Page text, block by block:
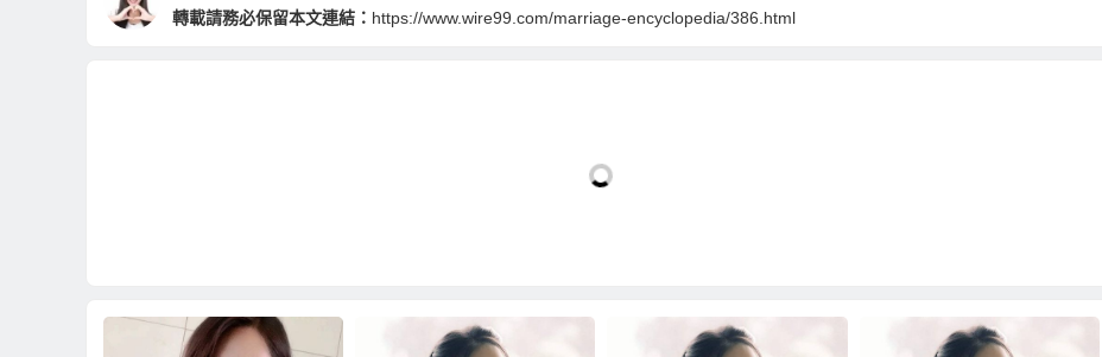
轉載請務必保留本文連結： https://www.wire99.com/marriage-encyclopedia/386.html